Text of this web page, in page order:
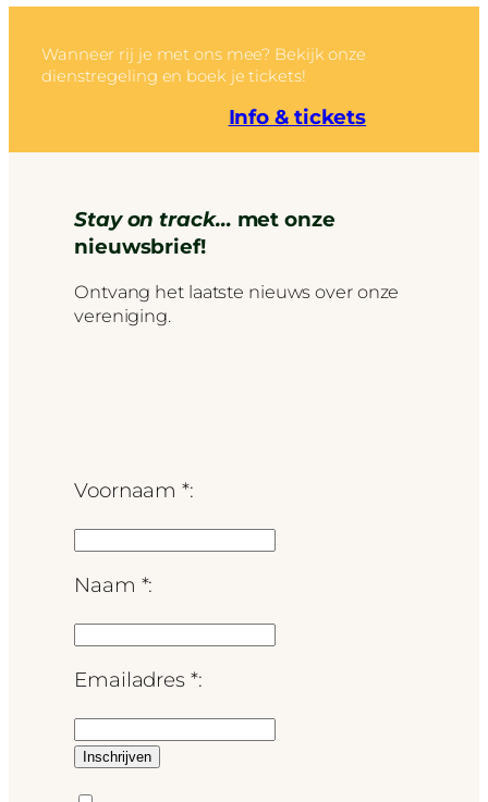
Wanneer rij je met ons mee? Bekijk onze
dienstregeling en boek je tickets!
Info & tickets
Stay on track… met onze
nieuwsbrief!
Ontvang het laatste nieuws over onze
vereniging.
Voornaam *:
Naam *:
Emailadres *: